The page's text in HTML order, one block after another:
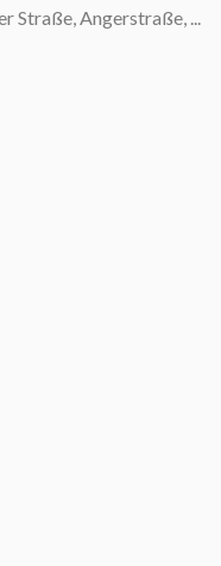
Straße, Angerstraße, ...